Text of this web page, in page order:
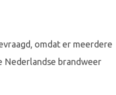
omdat er meerdere
Nederlandse brandweer